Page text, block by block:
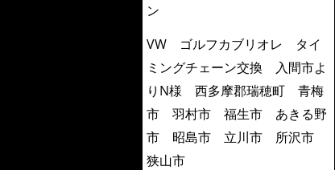
ン
VW ゴルフカブリオレ タイ
ミングチェーン交換 入間市よ
りN様 西多摩郡瑞穂町 青梅
市 羽村市 福生市 あきる野
市 昭島市 立川市 所沢市
狭山市